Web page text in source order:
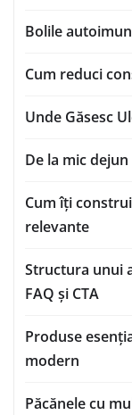
Bolile
Cum reduci
Unde Găsesc
De la mic
Cum îți
relevante
Structura unui
FAQ și CTA
Produse
modern
Păcănele cu